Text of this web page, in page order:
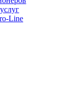
Line